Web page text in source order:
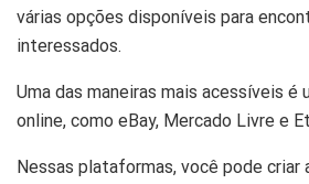
várias opções disponíveis para
interessados.
Uma das maneiras mais acessíveis é
online, como eBay, Mercado Livre e
Nessas plataformas, você pode criar